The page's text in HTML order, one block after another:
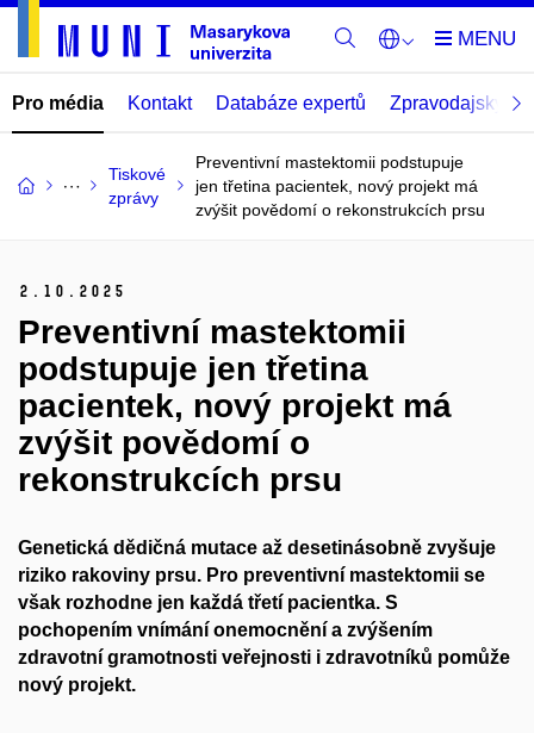
Pro média Kontakt Databáze expertů Zpravodajský
Tiskové
zprávy
Preventivní mastektomii podstupuje
jen třetina pacientek, nový projekt má
zvýšit povědomí o rekonstrukcích prsu
2. 10. 2025
Preventivní mastektomii
podstupuje jen třetina
pacientek, nový projekt má
zvýšit povědomí o
rekonstrukcích prsu
Genetická dědičná mutace až desetinásobně zvyšuje
riziko rakoviny prsu. Pro preventivní mastektomii se
však rozhodne jen každá třetí pacientka. S
pochopením vnímání onemocnění a zvýšením
zdravotní gramotnosti veřejnosti i zdravotníků pomůže
nový projekt.